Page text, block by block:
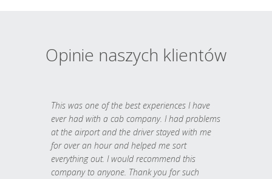
Opinie naszych klientów
This was one of the best experiences I have
ever had with a cab company. I had problems
at the airport and the driver stayed with me
for over an hour and helped me sort
everything out. I would recommend this
company to anyone. Thank you for such